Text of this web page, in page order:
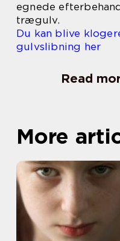
egnede
trægulv.
Du kan blive
gulvslibning her
Read
More